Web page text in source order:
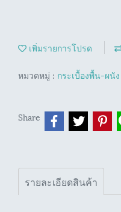
เพิ่มรายการโปรด
หมวดหมู่ : กระเบื้องพื้น-ผนัง
Share
รายละเอียดสินค้า